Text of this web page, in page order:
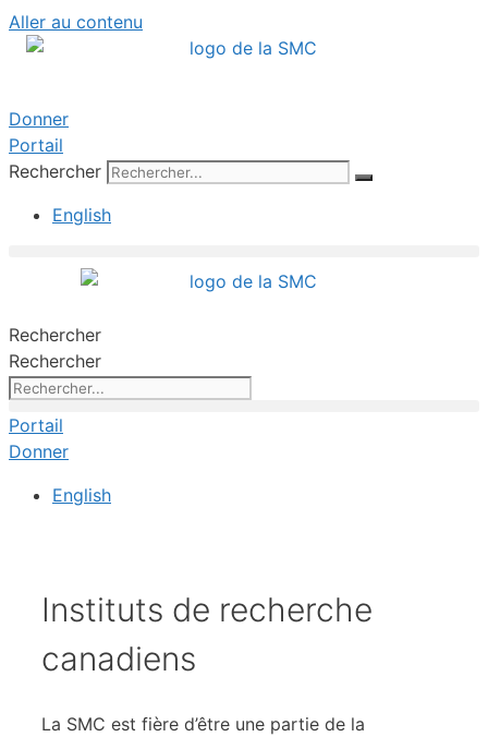
Aller au contenu
Donner
Portail
Rechercher
English
Rechercher
Rechercher
Portail
Donner
English
Instituts de recherche
canadiens
La SMC est fière d’être une partie de la